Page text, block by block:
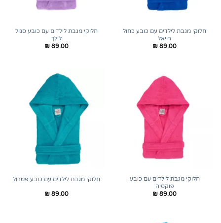
חלוקי מגבת לילדים עם כובע כחול
רויאל
₪ 89.00
חלוקי מגבת לילדים עם כובע סגול
לילך
₪ 89.00
חלוקי מגבת לילדים עם כובע
פוקסיה
₪ 89.00
חלוקי מגבת לילדים עם כובע פטרול
₪ 89.00